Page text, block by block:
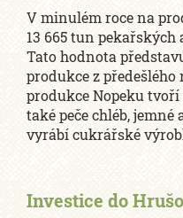
V minulém roce na
13 665 tun
Tato hodnota
produkce z
produkce Nopeku tvoří
také peče chléb,
vyrábí cukrářské
Investice do